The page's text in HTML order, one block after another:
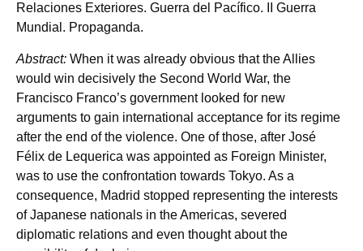
Relaciones Exteriores. Guerra del Pacífico. II Guerra
Mundial. Propaganda.
Abstract: When it was already obvious that the Allies
would win decisively the Second World War, the
Francisco Franco’s government looked for new
arguments to gain international acceptance for its regime
after the end of the violence. One of those, after José
Félix de Lequerica was appointed as Foreign Minister,
was to use the confrontation towards Tokyo. As a
consequence, Madrid stopped representing the interests
of Japanese nationals in the Americas, severed
diplomatic relations and even thought about the